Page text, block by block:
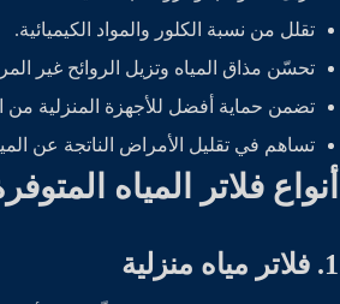
تقلل من نسبة الكلور والمواد الكيميائية.
تحسّن مذاق المياه وتزيل الروائح غير
تضمن حماية أفضل للأجهزة المنزلية من
تساهم في تقليل الأمراض الناتجة عن
أنواع فلاتر المياه
1. فلاتر مياه منزلية